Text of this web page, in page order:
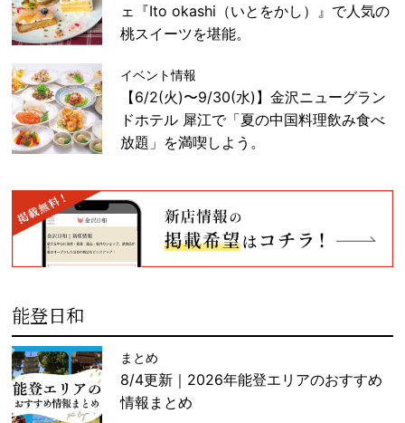
ェ『Ito okashi（いとをかし）』で人気の
桃スイーツを堪能。
イベント情報
【6/2(火)〜9/30(水)】金沢ニューグラン
ドホテル 犀江で「夏の中国料理飲み食べ
放題」を満喫しよう。
能登日和
まとめ
8/4更新｜2026年能登エリアのおすすめ
情報まとめ